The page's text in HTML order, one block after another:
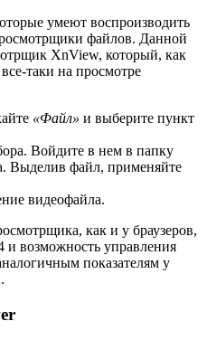
умеют воспроизводить
файлов. Данной
XnView, который, как
таки на просмотре
«Файл» и выберите пункт
Войдите в нем в папку
Выделив файл, применяйте
видеофайла.
как и у браузеров,
и возможность управления
показателям у